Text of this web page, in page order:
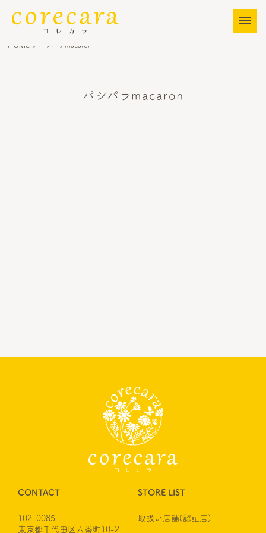
dehaze
HOME > パシパラmacaron
パシパラmacaron
CONTACT
102-0085
東京都千代田区六番町10-2
STORE LIST
取扱い店舗(認証店)